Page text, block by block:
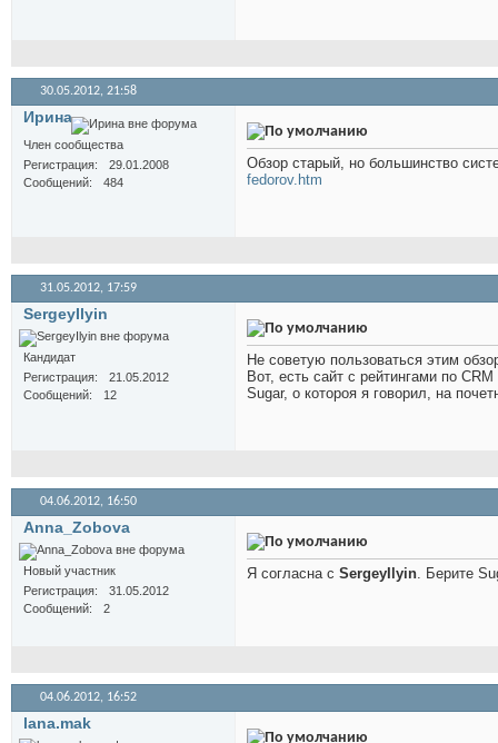
30.05.2012, 21:58
Иринa
Член сообщества
Регистрация
29.01.2008
Сообщений
484
Обзор старый, но большинство
fedorov.htm
31.05.2012, 17:59
SergeyIlyin
Кандидат
Регистрация
21.05.2012
Сообщений
12
Не советую пользоваться этим
Вот, есть сайт с рейтингами по
Sugar, о котороя я говорил, на
04.06.2012, 16:50
Anna_Zobova
Новый участник
Регистрация
31.05.2012
Сообщений
2
Я согласна с SergeyIlyin. Берите
04.06.2012, 16:52
lana.mak